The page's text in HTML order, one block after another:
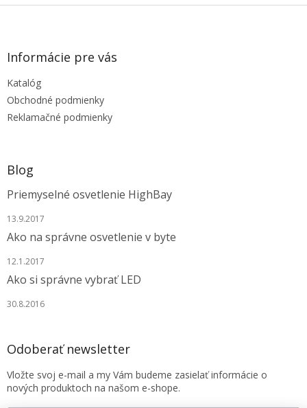
Z
Informácie pre vás
Katalóg
Obchodné podmienky
Reklamačné podmienky
Blog
Priemyselné osvetlenie HighBay
13.9.2017
Ako na správne osvetlenie v byte
12.1.2017
Ako si správne vybrať LED
30.8.2016
Odoberať newsletter
Vložte svoj e-mail a my Vám budeme zasielať informácie o
nových produktoch na našom e-shope.